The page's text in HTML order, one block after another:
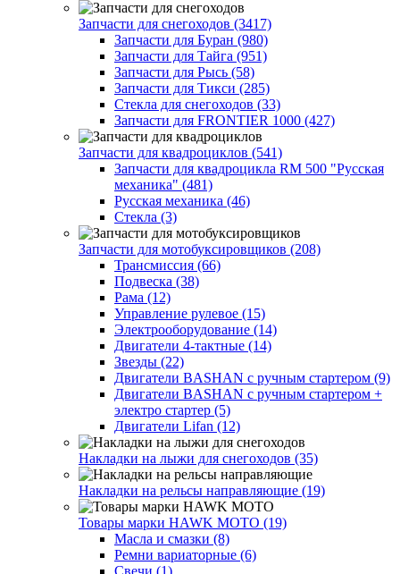
Запчасти для снегоходов (3417)
Запчасти для Буран (980)
Запчасти для Тайга (951)
Запчасти для Рысь (58)
Запчасти для Тикси (285)
Стекла для снегоходов (33)
Запчасти для FRONTIER 1000 (427)
Запчасти для квадроциклов (541)
Запчасти для квадроцикла RM 500 "Русская
механика" (481)
Русская механика (46)
Стекла (3)
Запчасти для мотобуксировщиков (208)
Трансмиссия (66)
Подвеска (38)
Рама (12)
Управление рулевое (15)
Электрооборудование (14)
Двигатели 4-тактные (14)
Звезды (22)
Двигатели BASHAN с ручным стартером (9)
Двигатели BASHAN с ручным стартером +
электро стартер (5)
Двигатели Lifan (12)
Накладки на лыжи для снегоходов (35)
Накладки на рельсы направляющие (19)
Товары марки HAWK MOTO (19)
Масла и смазки (8)
Ремни вариаторные (6)
Свечи (1)